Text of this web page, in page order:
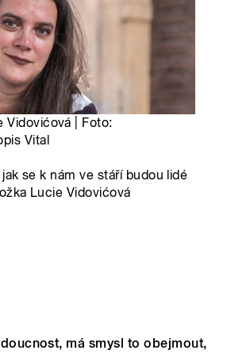
Vidovićová | Foto:
Vital
se k nám ve stáří budou lidé
Lucie Vidovićová
má smysl to obejmout,